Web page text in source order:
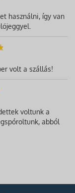
használni, így van
volt a szállás!
voltunk a
abból